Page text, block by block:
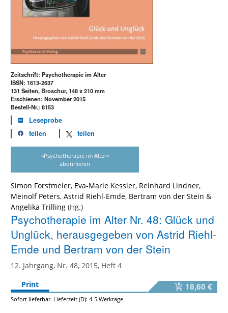
Zeitschrift: Psychotherapie im Alter
ISSN: 1613-2637
131 Seiten, Broschur, 148 x 210 mm
Erschienen: November 2015
Bestell-Nr.: 8153
Leseprobe
teilen
teilen
»Psychotherapie im Alter«
abonnieren
Simon Forstmeier, Eva-Marie Kessler, Reinhard Lindner,
Meinolf Peters, Astrid Riehl-Emde, Bertram von der Stein &
Angelika Trilling
Psychotherapie im Alter Nr. 48: Glück und
Unglück, herausgegeben von Astrid Riehl-
Emde und Bertram von der Stein
12. Jahrgang, Nr. 48, 2015, Heft 4
Print
18,60 €
Sofort lieferbar. Lieferzeit (D): 4-5 Werktage